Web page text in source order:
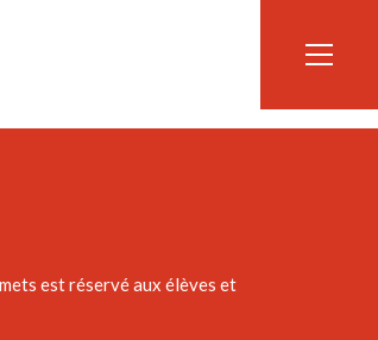
explorer
est réservé aux élèves et